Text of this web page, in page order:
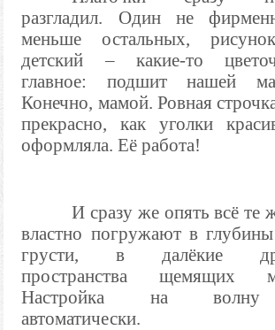
разгладил. Один не
меньше остальных,
детский – какие-то
главное: подшит нашей
Конечно, мамой. Ровная
прекрасно, как уголки
оформляла. Её работа!
И сразу же опять всё те
властно погружают в глубины
грусти, в далёкие
пространства щемящих
Настройка на
автоматически.